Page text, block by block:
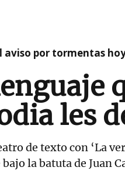
aviso por tormentas
les
de texto con ‘La
la batuta de Juan